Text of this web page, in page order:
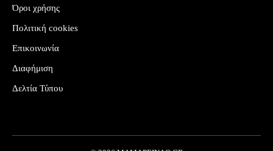
Όροι χρήσης
Πολιτική cookies
Επικοινωνία
Διαφήμιση
Δελτία Τύπου